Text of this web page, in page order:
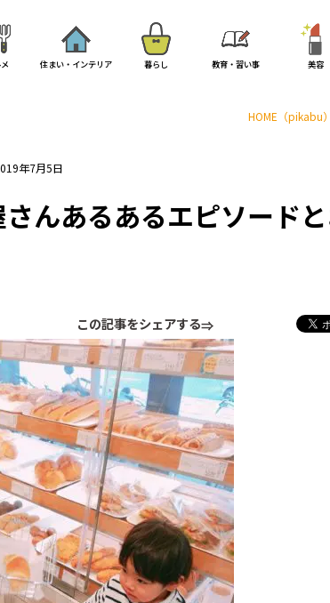
住まい・インテリア 暮らし 教育・習い事 美容
HOME （pikabu）
年7月5日
さんあるあるエピソード
この記事をシェアする